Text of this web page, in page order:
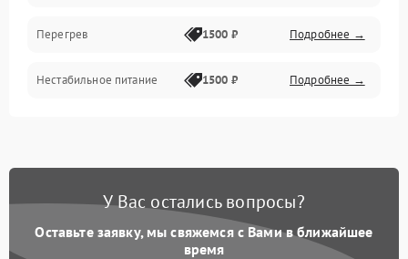
Перегрев 1500 ₽ Подробнее →
Нестабильное питание 1500 ₽ Подробнее →
У Вас остались вопросы?
Оставьте заявку, мы свяжемся с Вами в ближайшее
время